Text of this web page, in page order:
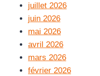
juillet 2026
juin 2026
mai 2026
avril 2026
mars 2026
février 2026